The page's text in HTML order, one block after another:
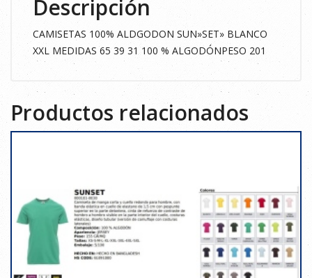
Descripción
CAMISETAS 100% ALDGODON SUN»SET» BLANCO
XXL MEDIDAS 65 39 31 100 % ALGODÓNPESO 201
Productos relacionados